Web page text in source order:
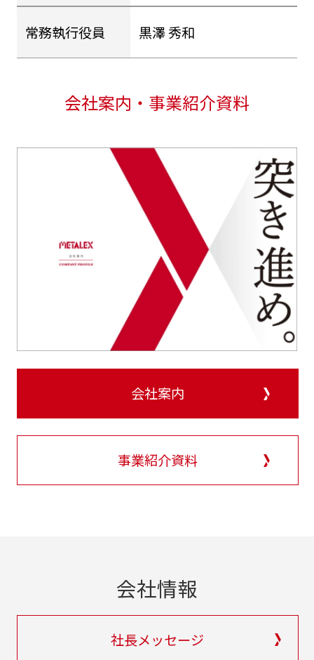
常務執行役員 黒澤 秀和
会社案内・事業紹介資料
会社案内
事業紹介資料
会社情報
社長メッセージ